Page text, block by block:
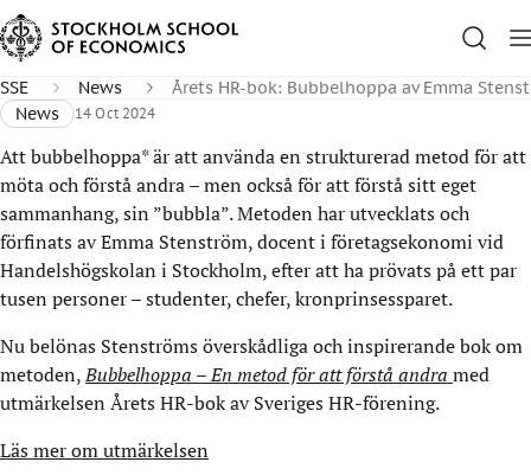
SSE News
Årets HR-bok: Bubbelhoppa av Emma
News
14 Oct 2024
Att bubbelhoppa* är att använda en strukturerad metod för att
möta och förstå andra – men också för att förstå sitt eget
sammanhang, sin ”bubbla”. Metoden har utvecklats och
förfinats av Emma Stenström, docent i företagsekonomi vid
Handelshögskolan i Stockholm, efter att ha prövats på ett par
tusen personer – studenter, chefer, kronprinsessparet.
Nu belönas Stenströms överskådliga och inspirerande bok om
metoden,Bubbelhoppa – En metod för att förstå andra med
utmärkelsen Årets HR-bok av Sveriges HR-förening.
Läs mer om utmärkelsen